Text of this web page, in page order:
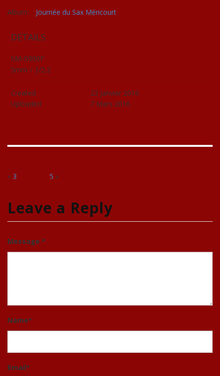
Album: Journée du Sax Méricourt
DETAILS
SM-G900F
5mm / ƒ/2.2
Created
23 Janvier 2016
Uploaded
7 Mars 2016
« 3 5 »
Leave a Reply
Message *
Name*
Email*